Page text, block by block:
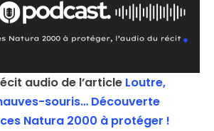
audio de l’article Loutre,
souris… Découverte
Natura 2000 à protéger !